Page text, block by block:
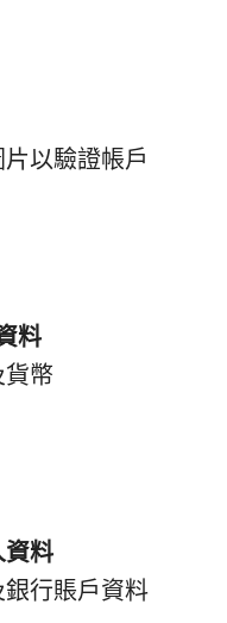
以驗證帳戶
料
幣
資料
行賬戶資料